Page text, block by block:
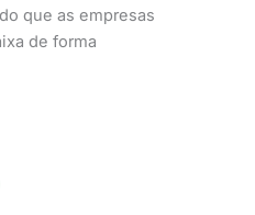
que as empresas
de forma